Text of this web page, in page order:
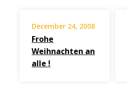
December 24, 2008
Frohe
Weihnachten an
alle !